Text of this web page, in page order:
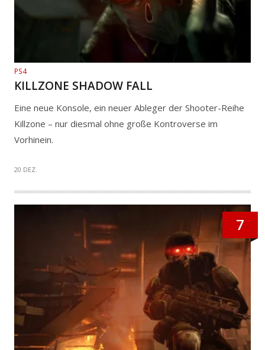
PS4
KILLZONE SHADOW FALL
Eine neue Konsole, ein neuer Ableger der Shooter-Reihe
Killzone – nur diesmal ohne große Kontroverse im
Vorhinein.
20 DEZ.
7